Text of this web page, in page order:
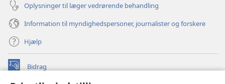
Oplysninger til læger vedrørende behandling
Information til myndighedspersoner, journalister og forskere
Hjælp
Bidrag
(åbner